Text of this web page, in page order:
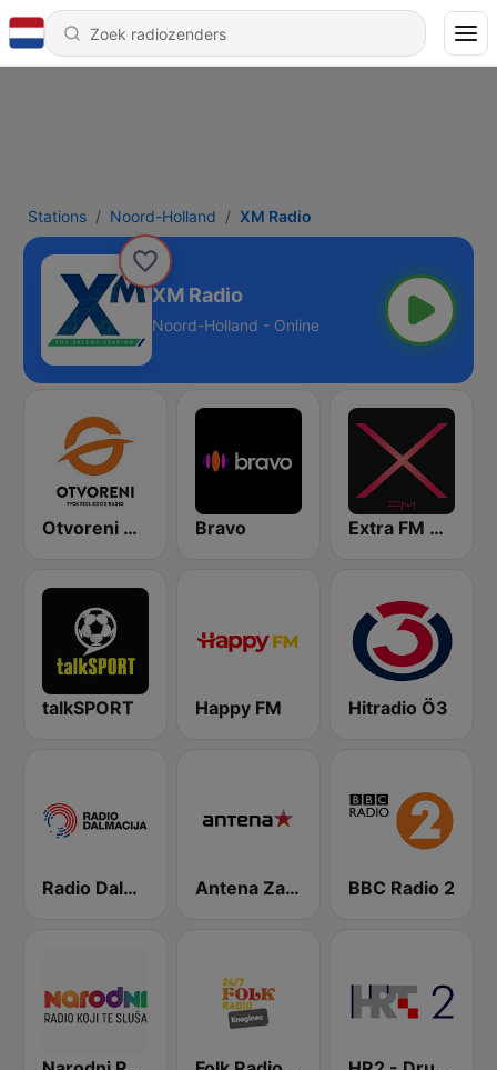
Stations Noord-Holland XM Radio
XM Radio
Noord-Holland - Online
Otvoreni Radio Bravo Extra FM 93.6
talkSPORT Happy FM Hitradio Ö3
Radio Dalmacija Antena Zagreb BBC Radio 2